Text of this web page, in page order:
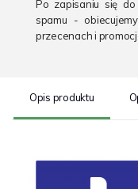
Po zapisaniu się
spamu -
przecenach i
Opis produktu